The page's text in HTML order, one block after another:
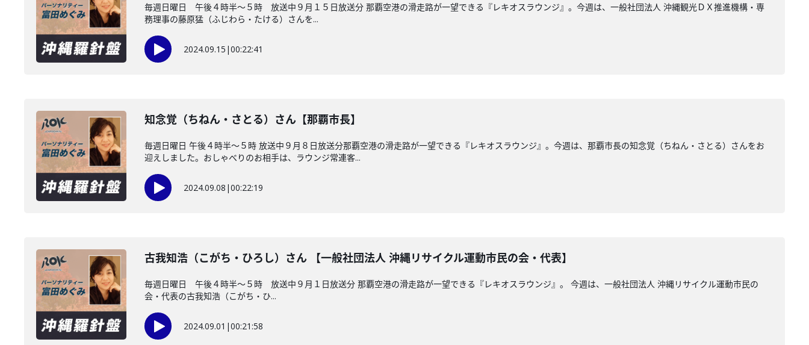
毎週日曜日 午後４時半～５時 放送中９月１５日放送分 那覇空港の滑走路が一望できる『レキオスラウンジ』。今週は、一般社団法人 沖縄観光ＤＸ推進機構・専
務理事の藤原猛（ふじわら・たける）さんを...
2024.09.15 |00:22:41
知念覚（ちねん・さとる）さん【那覇市長】
毎週日曜日 午後４時半～５時 放送中９月８日放送分那覇空港の滑走路が一望できる『レキオスラウンジ』。今週は、那覇市長の知念覚（ちねん・さとる）さんをお
迎えしました。おしゃべりのお相手は、ラウンジ常連客...
2024.09.08 |00:22:19
古我知浩（こがち・ひろし）さん 【一般社団法人 沖縄リサイクル運動市民の会・代表】
毎週日曜日 午後４時半～５時 放送中９月１日放送分 那覇空港の滑走路が一望できる『レキオスラウンジ』。 今週は、一般社団法人 沖縄リサイクル運動市民の
会・代表の古我知浩（こがち・ひ...
2024.09.01 |00:21:58